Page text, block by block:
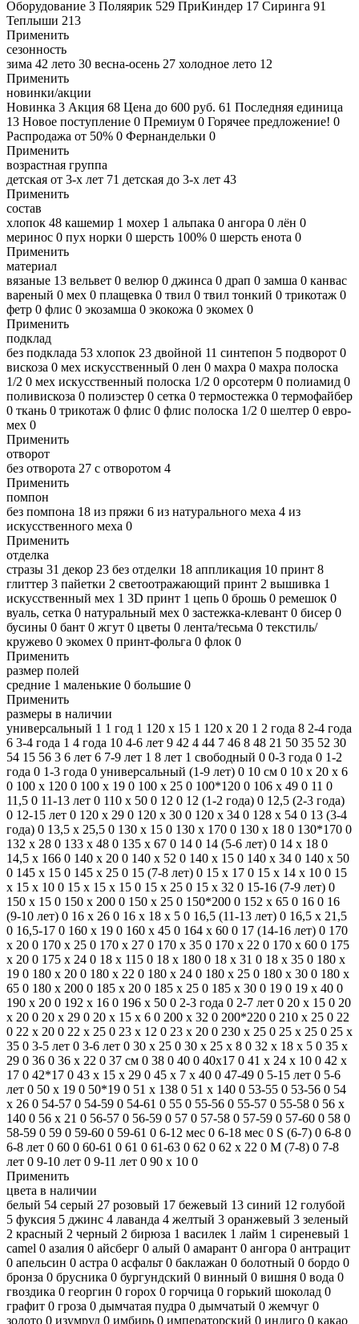
Оборудование 3 Поляярик 529 ПриКиндер 17 Сиринга 91
Теплыши 213
Применить
сезонность
зима 42 лето 30 весна-осень 27 холодное лето 12
Применить
новинки/акции
Новинка 3 Акция 68 Цена до 600 руб. 61 Последняя единица
13 Новое поступление 0 Премиум 0 Горячее предложение! 0
Распродажа от 50% 0 Фернандельки 0
Применить
возрастная группа
детская от 3-х лет 71 детская до 3-х лет 43
Применить
состав
хлопок 48 кашемир 1 мохер 1 альпака 0 ангора 0 лён 0
меринос 0 пух норки 0 шерсть 100% 0 шерсть енота 0
Применить
материал
вязаные 13 вельвет 0 велюр 0 джинса 0 драп 0 замша 0 канвас
вареный 0 мех 0 плащевка 0 твил 0 твил тонкий 0 трикотаж 0
фетр 0 флис 0 экозамша 0 экокожа 0 экомех 0
Применить
подклад
без подклада 53 хлопок 23 двойной 11 синтепон 5 подворот 0
вискоза 0 мех искусственный 0 лен 0 махра 0 махра полоска
1/2 0 мех искусственный полоска 1/2 0 орсотерм 0 полиамид 0
поливискоза 0 полиэстер 0 сетка 0 термостежка 0 термофайбер
0 ткань 0 трикотаж 0 флис 0 флис полоска 1/2 0 шелтер 0 евро-
мех 0
Применить
отворот
без отворота 27 с отворотом 4
Применить
помпон
без помпона 18 из пряжи 6 из натурального меха 4 из
искусственного меха 0
Применить
отделка
стразы 31 декор 23 без отделки 18 аппликация 10 принт 8
глиттер 3 пайетки 2 светоотражающий принт 2 вышивка 1
искусственный мех 1 3D принт 1 цепь 0 брошь 0 ремешок 0
вуаль, сетка 0 натуральный мех 0 застежка-клевант 0 бисер 0
бусины 0 бант 0 жгут 0 цветы 0 лента/тесьма 0 текстиль/
кружево 0 экомех 0 принт-фольга 0 флок 0
Применить
размер полей
средние 1 маленькие 0 большие 0
Применить
размеры в наличии
универсальный 1 1 год 1 120 х 15 1 120 х 20 1 2 года 8 2-4 года
6 3-4 года 1 4 года 10 4-6 лет 9 42 4 44 7 46 8 48 21 50 35 52 30
54 15 56 3 6 лет 6 7-9 лет 1 8 лет 1 свободный 0 0-3 года 0 1-2
года 0 1-3 года 0 универсальный (1-9 лет) 0 10 см 0 10 х 20 х 6
0 100 x 120 0 100 x 19 0 100 x 25 0 100*120 0 106 x 49 0 11 0
11,5 0 11-13 лет 0 110 х 50 0 12 0 12 (1-2 года) 0 12,5 (2-3 года)
0 12-15 лет 0 120 х 29 0 120 х 30 0 120 х 34 0 128 х 54 0 13 (3-4
года) 0 13,5 x 25,5 0 130 х 15 0 130 х 170 0 130 х 18 0 130*170 0
132 х 28 0 133 х 48 0 135 x 67 0 14 0 14 (5-6 лет) 0 14 x 18 0
14,5 x 166 0 140 x 20 0 140 x 52 0 140 х 15 0 140 х 34 0 140 х 50
0 145 x 15 0 145 х 25 0 15 (7-8 лет) 0 15 x 17 0 15 х 14 х 10 0 15
х 15 х 10 0 15 х 15 х 15 0 15 х 25 0 15 х 32 0 15-16 (7-9 лет) 0
150 х 15 0 150 х 200 0 150 х 25 0 150*200 0 152 х 65 0 16 0 16
(9-10 лет) 0 16 x 26 0 16 х 18 х 5 0 16,5 (11-13 лет) 0 16,5 х 21,5
0 16,5-17 0 160 x 19 0 160 х 45 0 164 x 60 0 17 (14-16 лет) 0 170
x 20 0 170 x 25 0 170 x 27 0 170 x 35 0 170 х 22 0 170 х 60 0 175
х 20 0 175 х 24 0 18 x 115 0 18 x 180 0 18 x 31 0 18 x 35 0 180 x
19 0 180 x 20 0 180 x 22 0 180 x 24 0 180 x 25 0 180 x 30 0 180 x
65 0 180 х 200 0 185 х 20 0 185 х 25 0 185 х 30 0 19 0 19 x 40 0
190 x 20 0 192 x 16 0 196 x 50 0 2-3 года 0 2-7 лет 0 20 x 15 0 20
x 20 0 20 x 29 0 20 х 15 х 6 0 200 х 32 0 200*220 0 210 x 25 0 22
0 22 х 20 0 22 х 25 0 23 x 12 0 23 x 20 0 230 х 25 0 25 x 25 0 25 x
35 0 3-5 лет 0 3-6 лет 0 30 x 25 0 30 х 25 х 8 0 32 х 18 х 5 0 35 x
29 0 36 0 36 x 22 0 37 см 0 38 0 40 0 40x17 0 41 х 24 х 10 0 42 x
17 0 42*17 0 43 х 15 х 29 0 45 х 7 х 40 0 47-49 0 5-15 лет 0 5-6
лет 0 50 x 19 0 50*19 0 51 x 138 0 51 х 140 0 53-55 0 53-56 0 54
х 26 0 54-57 0 54-59 0 54-61 0 55 0 55-56 0 55-57 0 55-58 0 56 х
140 0 56 х 21 0 56-57 0 56-59 0 57 0 57-58 0 57-59 0 57-60 0 58 0
58-59 0 59 0 59-60 0 59-61 0 6-12 мес 0 6-18 мес 0 S (6-7) 0 6-8 0
6-8 лет 0 60 0 60-61 0 61 0 61-63 0 62 0 62 х 22 0 M (7-8) 0 7-8
лет 0 9-10 лет 0 9-11 лет 0 90 x 10 0
Применить
цвета в наличии
белый 54 серый 27 розовый 17 бежевый 13 синий 12 голубой
5 фуксия 5 джинс 4 лаванда 4 желтый 3 оранжевый 3 зеленый
2 красный 2 черный 2 бирюза 1 василек 1 лайм 1 сиреневый 1
camel 0 азалия 0 айсберг 0 алый 0 амарант 0 ангора 0 антрацит
0 апельсин 0 астра 0 асфальт 0 баклажан 0 болотный 0 бордо 0
бронза 0 брусника 0 бургундский 0 винный 0 вишня 0 вода 0
гвоздика 0 георгин 0 горох 0 горчица 0 горький шоколад 0
графит 0 гроза 0 дымчатая пудра 0 дымчатый 0 жемчуг 0
золото 0 изумруд 0 имбирь 0 императорский 0 индиго 0 какао